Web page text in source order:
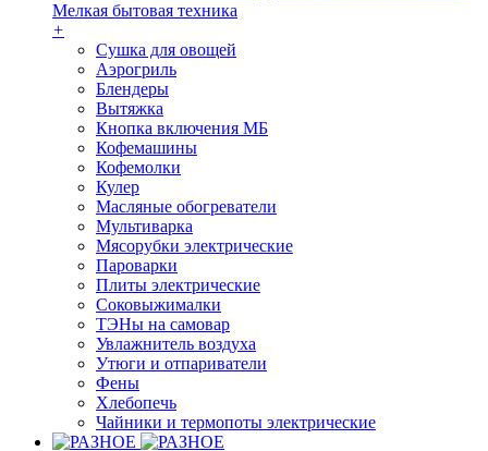
Мелкая бытовая техника
+
Cушка для овощей
Аэрогриль
Блендеры
Вытяжка
Кнопка включения МБ
Кофемашины
Кофемолки
Кулер
Масляные обогреватели
Мультиварка
Мясорубки электрические
Пароварки
Плиты электрические
Соковыжималки
ТЭНы на самовар
Увлажнитель воздуха
Утюги и отпариватели
Фены
Хлебопечь
Чайники и термопоты электрические